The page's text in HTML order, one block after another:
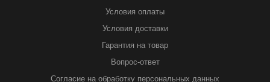
Условия оплаты
Условия доставки
Гарантия на товар
Вопрос-ответ
Согласие на обработку персональных данных